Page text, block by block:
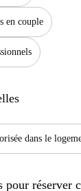
en couple
dans le
pour réserver